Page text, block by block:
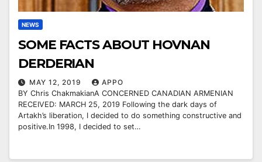
NEWS
SOME FACTS ABOUT HOVNAN
DERDERIAN
MAY 12, 2019
APPO
BY Chris ChakmakianA CONCERNED CANADIAN ARMENIAN
RECEIVED: MARCH 25, 2019 Following the dark days of
Artakh’s liberation, I decided to do something constructive and
positive.In 1998, I decided to set…